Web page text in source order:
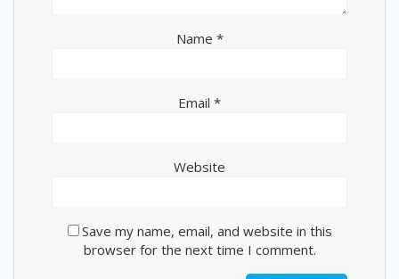
Name *
Email *
Website
Save my name, email, and website in this
browser for the next time I comment.